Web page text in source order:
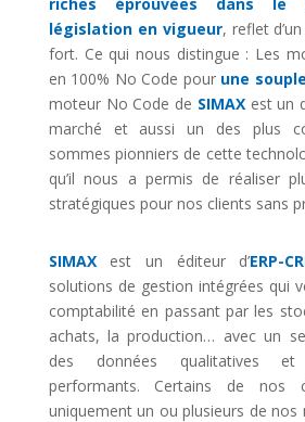
législation en vigueur, reflet
fort. Ce qui nous distingue : Les
en 100% No Code pour une
moteur No Code de SIMAXest un
marché et aussi un des plus
sommes pionniers de cette
qu’il nous a permis de réaliser
stratégiques pour nos clients sans
SIMAXest un éditeur d’ERP-
solutions de gestion intégrées qui
comptabilité en passant par les
achats, la production… avec un
des données qualitatives et
performants. Certains de nos
uniquement un ou plusieurs de nos